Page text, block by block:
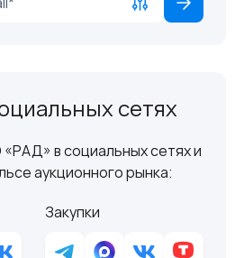
сетях
в социальных сетях и
аукционного рынка:
Закупки